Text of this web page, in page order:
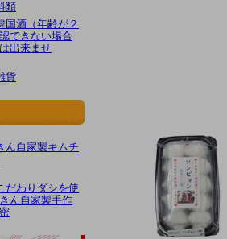
類
国酒（年齢が２
できない場合
出来ませ
貨
ん自家製キムチ
だわりダシを使
ん自家製手作